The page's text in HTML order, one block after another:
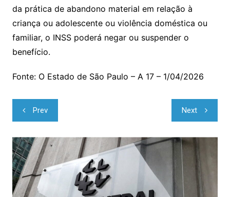
da prática de abandono material em relação à
criança ou adolescente ou violência doméstica ou
familiar, o INSS poderá negar ou suspender o
benefício.
Fonte: O Estado de São Paulo – A 17 – 1/04/2026
Navegação
de
Post
Prev Next